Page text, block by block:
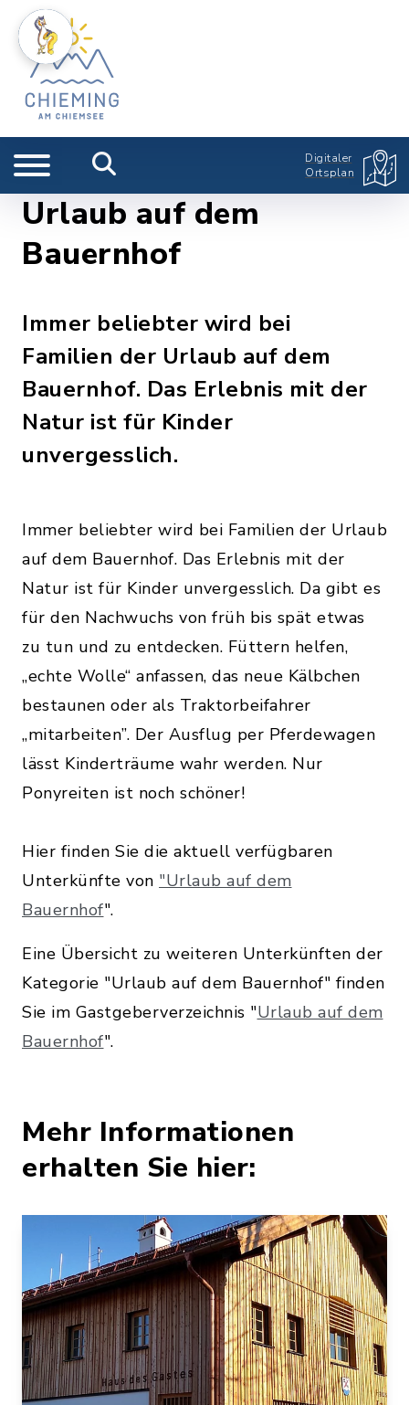
Digitaler
Ortsplan
Urlaub auf dem
Bauernhof
Immer beliebter wird bei
Familien der Urlaub auf dem
Bauernhof. Das Erlebnis mit der
Natur ist für Kinder
unvergesslich.
Immer beliebter wird bei Familien der Urlaub
auf dem Bauernhof. Das Erlebnis mit der
Natur ist für Kinder unvergesslich. Da gibt es
für den Nachwuchs von früh bis spät etwas
zu tun und zu entdecken. Füttern helfen,
„echte Wolle“ anfassen, das neue Kälbchen
bestaunen oder als Traktorbeifahrer
„mitarbeiten”. Der Ausflug per Pferdewagen
lässt Kinderträume wahr werden. Nur
Ponyreiten ist noch schöner!
Hier finden Sie die aktuell verfügbaren
Unterkünfte von "Urlaub auf dem
Bauernhof".
Eine Übersicht zu weiteren Unterkünften der
Kategorie "Urlaub auf dem Bauernhof" finden
Sie im Gastgeberverzeichnis "Urlaub auf dem
Bauernhof".
Mehr Informationen
erhalten Sie hier: